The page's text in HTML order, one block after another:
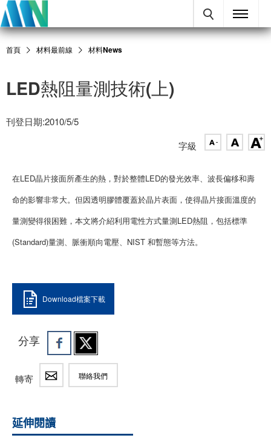
首頁 材料最前線 材料News
LED熱阻量測技術(上)
刊登日期:2010/5/5
字級
在LED晶片接面所產生的熱，對於整體LED的發光效率、波長偏移和壽
命的影響非常大。但因透明膠體覆蓋於晶片表面，使得晶片接面溫度的
量測變得很困難，本文將介紹利用電性方式量測LED熱阻，包括標準
(Standard)量測、脈衝順向電壓、NIST 和暫態等方法。
Download檔案下載
分享
轉寄 聯絡我們
延伸閱讀